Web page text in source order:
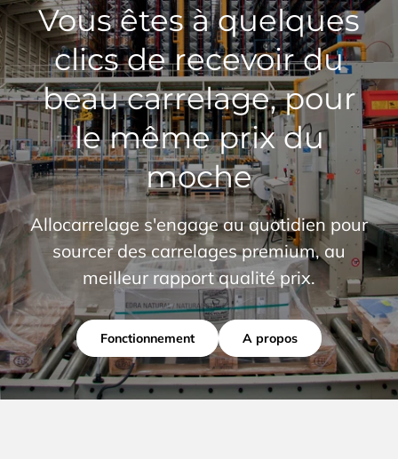
Vous êtes à quelques
clics de recevoir du
beau carrelage, pour
le même prix du
moche
Allocarrelage s'engage au quotidien pour
sourcer des carrelages premium, au
meilleur rapport qualité prix.
Fonctionnement A propos